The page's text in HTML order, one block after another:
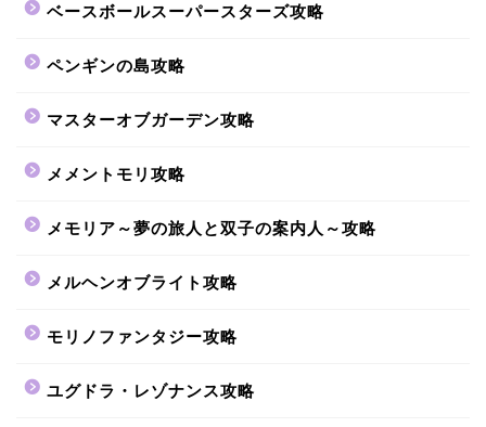
ベースボールスーパースターズ攻略
ペンギンの島攻略
マスターオブガーデン攻略
メメントモリ攻略
メモリア～夢の旅人と双子の案内人～攻略
メルヘンオブライト攻略
モリノファンタジー攻略
ユグドラ・レゾナンス攻略